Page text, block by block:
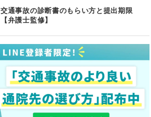
交通事故の診断書のもらい方と提出期限
【弁護士監修】